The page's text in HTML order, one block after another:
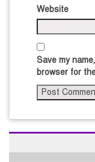
Website
Save my
browser for